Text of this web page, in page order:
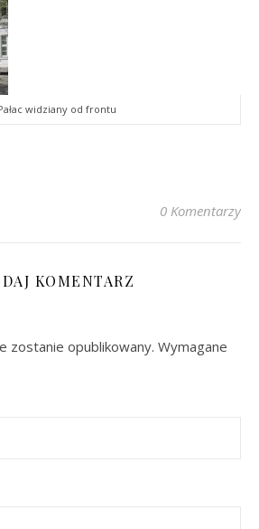
widziany od frontu
0 Komentarzy
KOMENTARZ
zostanie opublikowany. Wymagane